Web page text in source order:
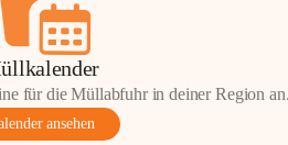
für die Müllabfuhr in deiner Region
ansehen